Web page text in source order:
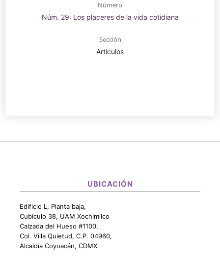
Número
Núm. 29: Los placeres de la vida cotidiana
Sección
Artículos
UBICACIÓN
Edificio L, Planta baja,
Cubículo 38, UAM Xochimilco
Calzada del Hueso #1100,
Col. Villa Quietud, C.P. 04960,
Alcaldía Coyoacán, CDMX